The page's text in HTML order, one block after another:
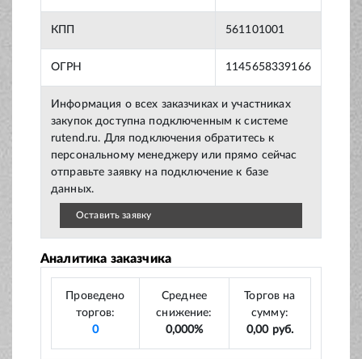
КПП 561101001
ОГРН 1145658339166
Информация о всех заказчиках и участниках
закупок доступна подключенным к системе
rutend.ru. Для подключения обратитесь к
персональному менеджеру или прямо сейчас
отправьте заявку на подключение к базе
данных.
Оставить заявку
Аналитика заказчика
Проведено
торгов:
0
Среднее
снижение:
0,000%
Торгов на
сумму:
0,00 руб.